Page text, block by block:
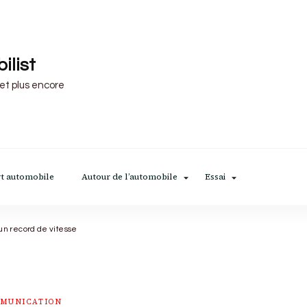
plus encore
automobile Autour de l’automobile Essai
record de vitesse